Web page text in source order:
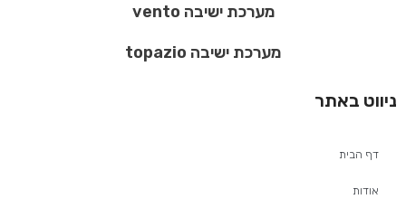
מערכת ישיבה vento
מערכת ישיבה topazio
ניווט באתר
דף הבית
אודות